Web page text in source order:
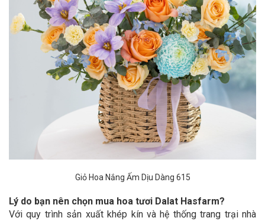
Giỏ Hoa Nắng Ấm Dịu Dàng 615
Lý do bạn nên chọn mua hoa tươi Dalat Hasfarm?
Với quy trình sản xuất khép kín và hệ thống trang trại nhà